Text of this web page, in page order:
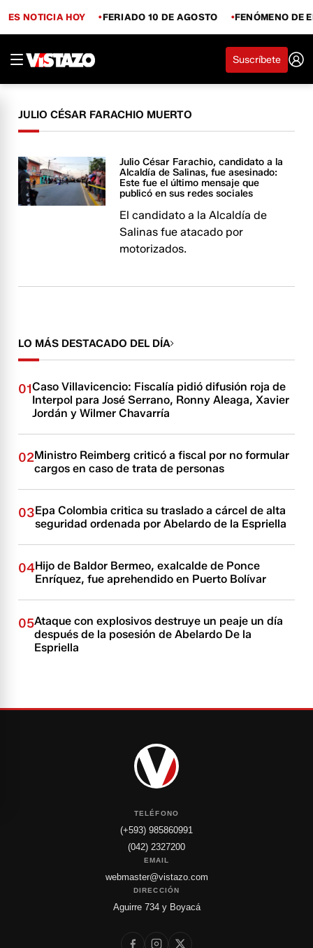
ES NOTICIA HOY FERIADO 10 DE AGOSTO FENÓMENO DE
Suscríbete
JULIO CÉSAR FARACHIO MUERTO
Julio César Farachio, candidato a la
Alcaldía de Salinas, fue asesinado:
Este fue el último mensaje que
publicó en sus redes sociales
El candidato a la Alcaldía de
Salinas fue atacado por
motorizados.
LO MÁS DESTACADO DEL DÍA
01Caso Villavicencio: Fiscalía pidió difusión roja de
Interpol para José Serrano, Ronny Aleaga, Xavier
Jordán y Wilmer Chavarría
02Ministro Reimberg criticó a fiscal por no formular
cargos en caso de trata de personas
03Epa Colombia critica su traslado a cárcel de alta
seguridad ordenada por Abelardo de la Espriella
04Hijo de Baldor Bermeo, exalcalde de Ponce
Enríquez, fue aprehendido en Puerto Bolívar
05Ataque con explosivos destruye un peaje un día
después de la posesión de Abelardo De la
Espriella
TELÉFONO
(+593) 985860991
(042) 2327200
EMAIL
webmaster@vistazo.com
DIRECCIÓN
Aguirre 734 y Boyacá